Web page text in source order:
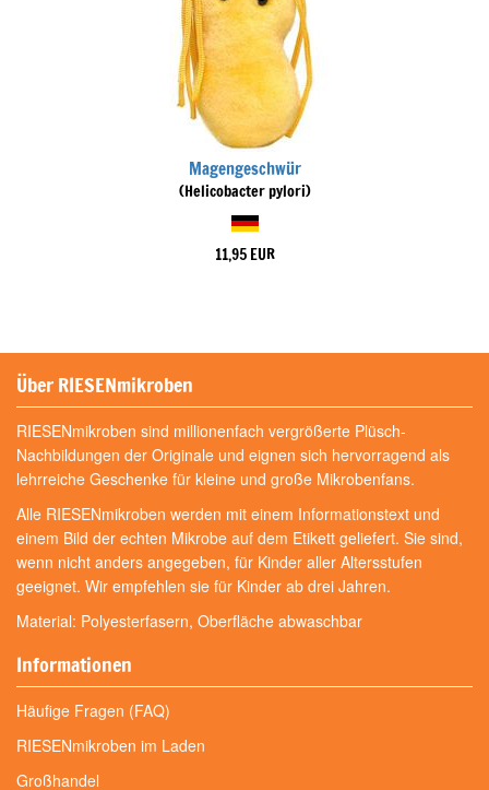
Magengeschwür
(Helicobacter pylori)
11,95 EUR
Über RIESENmikroben
RIESENmikroben sind millionenfach vergrößerte Plüsch-
Nachbildungen der Originale und eignen sich hervorragend als
lehrreiche Geschenke für kleine und große Mikrobenfans.
Alle RIESENmikroben werden mit einem Informationstext und
einem Bild der echten Mikrobe auf dem Etikett geliefert. Sie sind,
wenn nicht anders angegeben, für Kinder aller Altersstufen
geeignet. Wir empfehlen sie für Kinder ab drei Jahren.
Material: Polyesterfasern, Oberfläche abwaschbar
Informationen
Häufige Fragen (FAQ)
RIESENmikroben im Laden
Großhandel